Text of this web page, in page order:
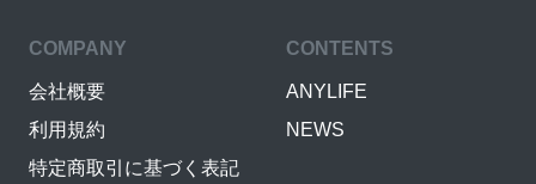
COMPANY
会社概要
利用規約
特定商取引に基づく表記
CONTENTS
ANYLIFE
NEWS